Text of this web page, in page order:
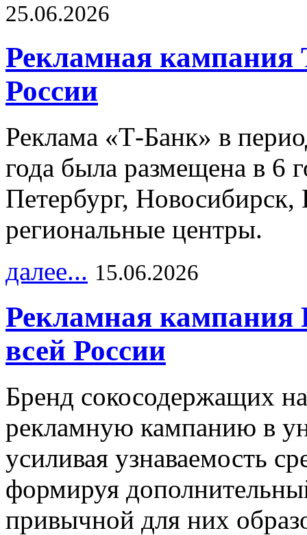
25.06.2026
Рекламная кампания
России
Реклама «Т-Банк» в
года была размещена в 6
Петербург,
региональные центры.
далее... 15.06.2026
Рекламная
всей России
Бренд сокосодержащих
рекламную кампанию в
усиливая узнаваемость
формируя
привычной для них